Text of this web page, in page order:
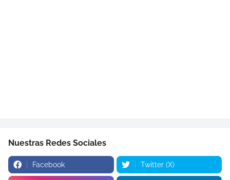
Nuestras Redes Sociales
Facebook Twitter (X)